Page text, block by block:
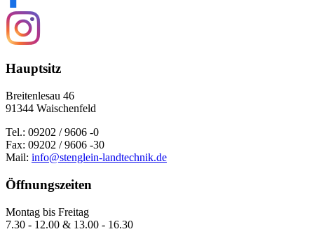
Hauptsitz
Breitenlesau 46
91344 Waischenfeld
Tel.: 09202 / 9606 -0
Fax: 09202 / 9606 -30
Mail: info@stenglein-landtechnik.de
Öffnungszeiten
Montag bis Freitag
7.30 - 12.00 & 13.00 - 16.30